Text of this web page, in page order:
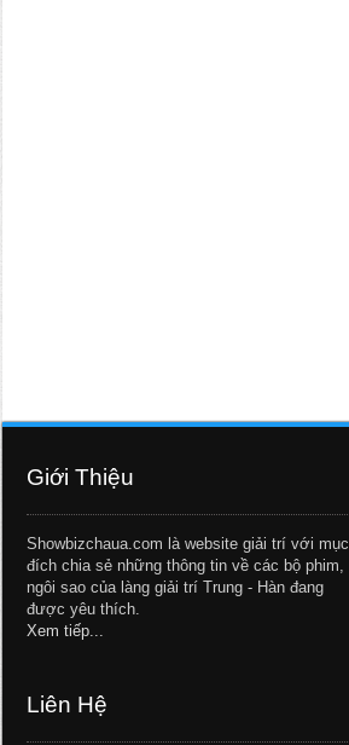
Giới Thiệu
Showbizchaua.com là website giải trí với mục
đích chia sẻ những thông tin về các bộ phim,
ngôi sao của làng giải trí Trung - Hàn đang
được yêu thích.
Xem tiếp...
Liên Hệ